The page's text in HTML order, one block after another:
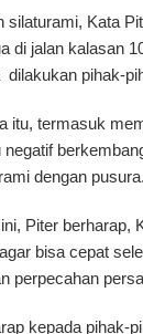
silaturami, Kata
di jalan kalasan
pihak-
itu, termasuk
dengan pusura.
Piter berharap,
bisa cepat
perpecahan
kepada pihak-